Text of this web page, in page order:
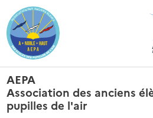
AEPA
Association des anciens
pupilles de l'air